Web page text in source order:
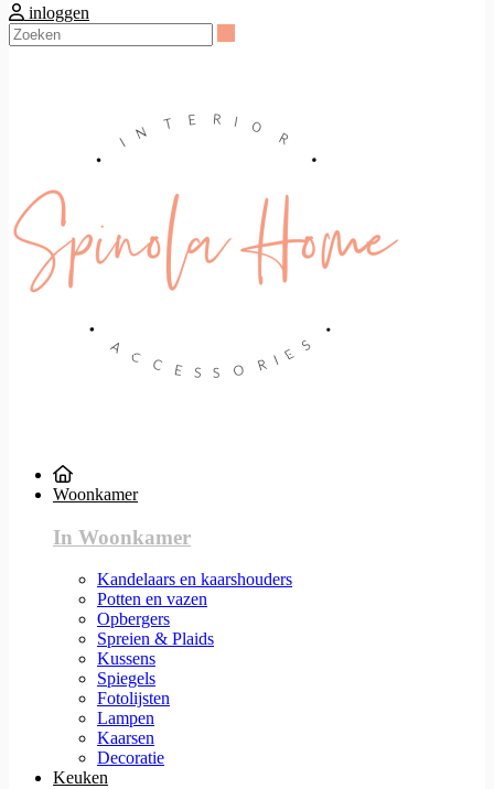
inloggen
Woonkamer
In Woonkamer
Kandelaars en kaarshouders
Potten en vazen
Opbergers
Spreien & Plaids
Kussens
Spiegels
Fotolijsten
Lampen
Kaarsen
Decoratie
Keuken